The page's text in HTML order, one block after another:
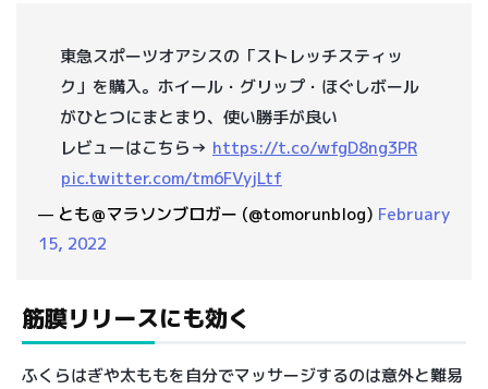
東急スポーツオアシスの「ストレッチスティッ
ク」を購入。ホイール・グリップ・ほぐしボール
がひとつにまとまり、使い勝手が良い
レビューはこちら→ https://t.co/wfgD8ng3PR
pic.twitter.com/tm6FVyjLtf
— とも＠マラソンブロガー (@tomorunblog) February
15, 2022
筋膜リリースにも効く
ふくらはぎや太ももを自分でマッサージするのは意外と難易